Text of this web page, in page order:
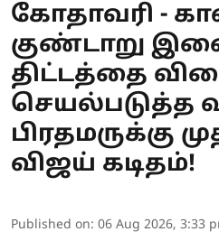
கோதாவரி -
குண்டாறு
திட்டத்தை
செயல்படுத்த
பிரதமருக்கு
விஜய் கடிதம்!
Published on: 06 Aug 2026, 3:33